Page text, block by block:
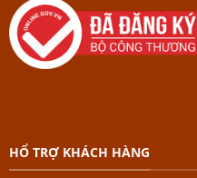
HỔ TRỢ KHÁCH HÀNG